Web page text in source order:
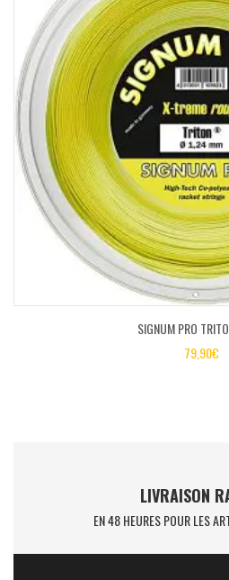
SIGNUM PRO
79,90€
LIVRAISON
EN 48 HEURES POUR LES